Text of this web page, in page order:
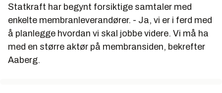
Statkraft har begynt forsiktige samtaler med
enkelte membranleverandører. - Ja, vi er i ferd med
å planlegge hvordan vi skal jobbe videre. Vi må ha
med en større aktør på membransiden, bekrefter
Aaberg.